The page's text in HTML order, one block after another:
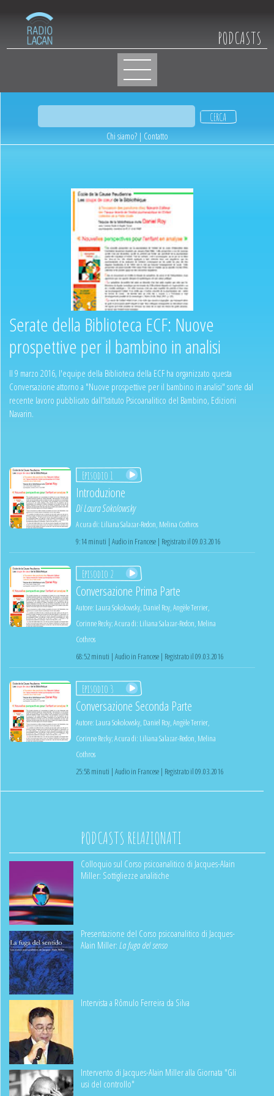
PODCASTS
Chi siamo? | Contatto
Serate della Biblioteca ECF: Nuove
prospettive per il bambino in analisi
Il 9 marzo 2016, l'equipe della Biblioteca della ECF ha organizzato questa
Conversazione attorno a "Nuove prospettive per il bambino in analisi" sorte dal
recente lavoro pubblicato dall'Istituto Psicoanalitico del Bambino, Edizioni
Navarin.
Episodio 1
Introduzione
DiLaura Sokolowsky
A cura di: Liliana Salazar-Redon Melina Cothros
9:14 minuti | Audio in Francese | Registrato il 09.03.2016
Episodio 2
Conversazione Prima Parte
Autore: Laura Sokolowsky, Daniel Roy, Angèle Terrier,
Corinne Rezky;A cura di: Liliana Salazar-Redon Melina
Cothros
68:52 minuti | Audio in Francese | Registrato il 09.03.2016
Episodio 3
Conversazione Seconda Parte
Autore: Laura Sokolowsky, Daniel Roy, Angèle Terrier,
Corinne Rezky;A cura di: Liliana Salazar-Redon Melina
Cothros
25:58 minuti | Audio in Francese | Registrato il 09.03.2016
PODCASTS RELAZIONATI
Colloquio sul Corso psicoanalitico di Jacques-Alain
Miller: Sottigliezze analitiche
Presentazione del Corso psicoanalitico di Jacques-
Alain Miller:La fuga del senso
Intervista a Rômulo Ferreira da Silva
Intervento di Jacques-Alain Miller alla Giornata "Gli
usi del controllo"